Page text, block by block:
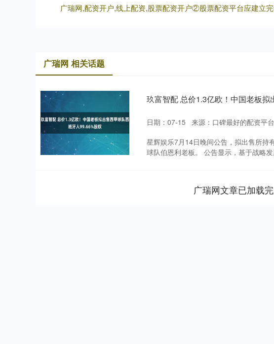
广瑞网,配资开户,线上配资,股票配资开户②股票配资平台应建立
广瑞网 相关话题
玖富智配 总价1.3亿欧！中国老板
日期：07-15 来源：口碑最好的配资平台
星辉娱乐7月14日晚间公告，拟出售所持
球队伯恩利老板。 公告显示，基于战略
广瑞网文章已加载